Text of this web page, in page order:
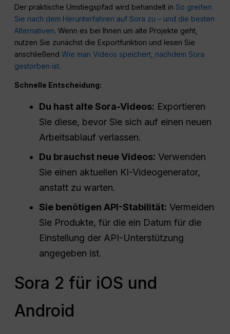
Der praktische Umstiegspfad wird behandelt inSo greifen
Sie nach dem Herunterfahren auf Sora zu – und die besten
Alternativen. Wenn es bei Ihnen um alte Projekte geht,
nutzen Sie zunächst die Exportfunktion und lesen Sie
anschließendWie man Videos speichert, nachdem Sora
gestorben ist.
Schnelle Entscheidung:
Du hast alte Sora-Videos: Exportieren
Sie diese, bevor Sie sich auf einen neuen
Arbeitsablauf verlassen.
Du brauchst neue Videos: Verwenden
Sie einen aktuellen KI-Videogenerator,
anstatt zu warten.
Sie benötigen API-Stabilität: Vermeiden
Sie Produkte, für die ein Datum für die
Einstellung der API-Unterstützung
angegeben ist.
Sora 2 für iOS und
Android